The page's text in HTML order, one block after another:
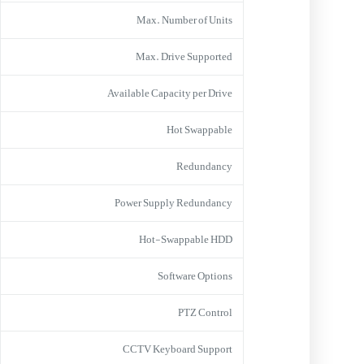
Max. Number of Units
Max. Drive Supported
Available Capacity per Drive
Hot Swappable
Redundancy
Power Supply Redundancy
Hot-Swappable HDD
Software Options
PTZ Control
CCTV Keyboard Support